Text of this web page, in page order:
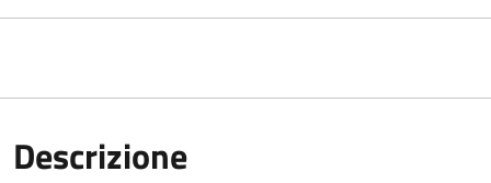
Descrizione